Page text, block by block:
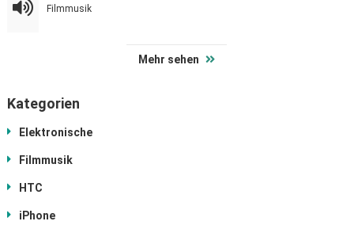
Filmmusik
Mehr sehen
Kategorien
Elektronische
Filmmusik
HTC
iPhone